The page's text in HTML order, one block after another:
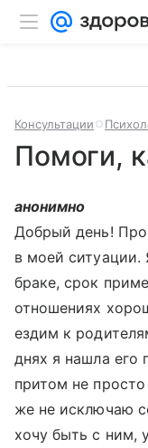
Консультации
Помоги,
анонимно
Добрый день!
в моей
браке, срок
отношениях
ездим к
днях я нашла его
притом не
же не исключаю
хочу быть с ним,